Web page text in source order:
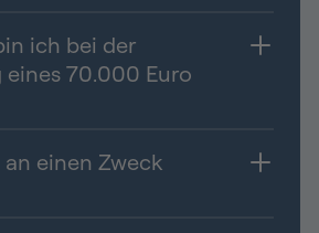
ich bei der
70.000 Euro
einen Zweck